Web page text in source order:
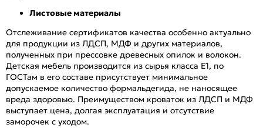
Листовые материалы
Отслеживание сертификатов качества особенно актуально
для продукции из ЛДСП, МДФ и других материалов,
полученных при прессовке древесных опилок и волокон.
Детская мебель производится из сырья класса Е1, по
ГОСТам в его составе присутствует минимальное
допускаемое количество формальдегида, не наносящее
вреда здоровью. Преимуществом кроваток из ЛДСП и МДФ
выступает цена, долгая эксплуатация и отсутствие
заморочек с уходом.